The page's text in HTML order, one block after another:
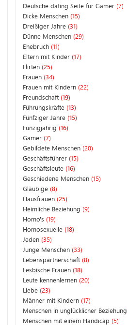
Deutsche dating Seite für Gamer (7)
Dicke Menschen (15)
Dreißiger Jahre (31)
Dünne Menschen (29)
Ehebruch (11)
Eltern mit Kinder (17)
Flirten (25)
Frauen (34)
Frauen mit Kindern (22)
Freundschaft (19)
Führungskräfte (13)
Fünfziger Jahre (15)
Fünzigjährig (16)
Gamer (7)
Gebildete Menschen (20)
Geschäftsführer (15)
Geschäftsleute (16)
Geschiedene Menschen (15)
Gläubige (8)
Hausfrauen (25)
Heimliche Beziehung (9)
Homo's (19)
Homosexuelle (18)
Jeden (35)
Junge Menschen (33)
Lebenspartnerschaft (8)
Lesbische Frauen (18)
Leute kennenlernen (20)
Liebe (23)
Männer mit Kindern (17)
Menschen in unglücklicher Beziehung
Menschen mit einem Handicap (5)